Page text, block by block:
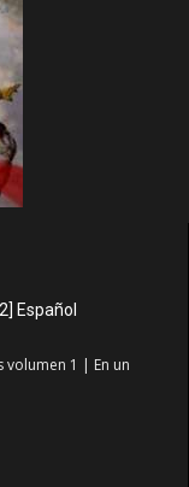
Español
volumen 1 | En un